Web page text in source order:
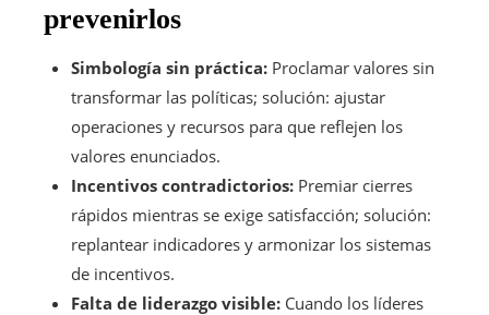
prevenirlos
Simbología sin práctica: Proclamar valores sin
transformar las políticas; solución: ajustar
operaciones y recursos para que reflejen los
valores enunciados.
Incentivos contradictorios: Premiar cierres
rápidos mientras se exige satisfacción; solución:
replantear indicadores y armonizar los sistemas
de incentivos.
Falta de liderazgo visible: Cuando los líderes